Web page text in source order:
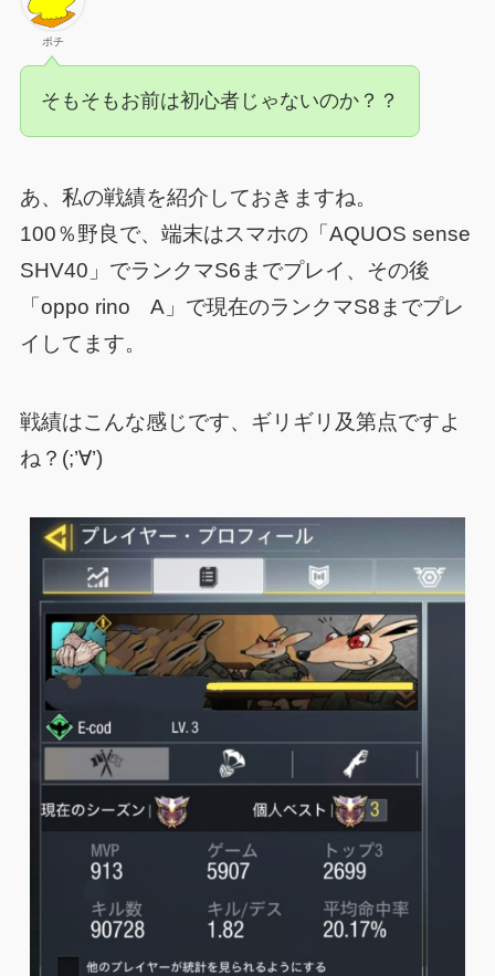
ポチ
そもそもお前は初心者じゃないのか？？
あ、私の戦績を紹介しておきますね。
100％野良で、端末はスマホの「AQUOS sense
SHV40」でランクマS6までプレイ、その後
「oppo rino A」で現在のランクマS8までプレ
イしてます。
戦績はこんな感じです、ギリギリ及第点ですよ
ね？(;’∀’)